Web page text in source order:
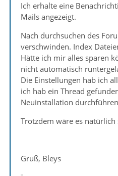
Ich erhalte eine
Mails angezeigt.
Nach durchsuchen des
verschwinden. Index
Hätte ich mir alles sparen
nicht automatisch
Die Einstellungen hab ich
ich hab ein Thread
Neuinstallation
Trotzdem wäre es
Gruß, Bleys